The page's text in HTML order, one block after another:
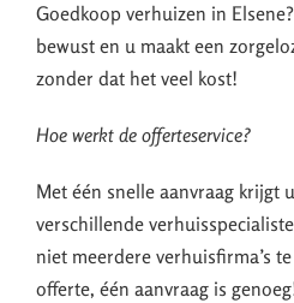
Goedkoop verhuizen in
bewust en u maakt een
zonder dat het veel kost!
Hoe werkt de offerteservice?
Met één snelle aanvraag krijgt
verschillende
niet meerdere verhuisfirma’s
offerte, één aanvraag is